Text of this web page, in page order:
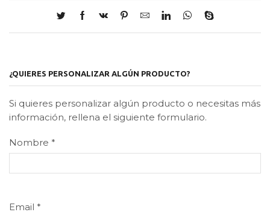
¿QUIERES PERSONALIZAR ALGÚN PRODUCTO?
Si quieres personalizar algún producto o necesitas más
información, rellena el siguiente formulario.
Nombre *
Email *